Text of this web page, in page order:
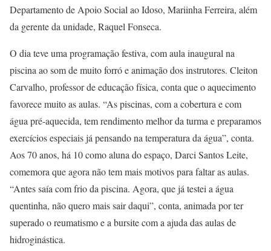
Departamento de Apoio Social ao Idoso, Mariinha Ferreira, além
da gerente da unidade, Raquel Fonseca.
O dia teve uma programação festiva, com aula inaugural na
piscina ao som de muito forró e animação dos instrutores. Cleiton
Carvalho, professor de educação física, conta que o aquecimento
favorece muito as aulas. “As piscinas, com a cobertura e com
água pré-aquecida, tem rendimento melhor da turma e preparamos
exercícios especiais já pensando na temperatura da água”, conta.
Aos 70 anos, há 10 como aluna do espaço, Darci Santos Leite,
comemora que agora não tem mais motivos para faltar as aulas.
“Antes saía com frio da piscina. Agora, que já testei a água
quentinha, não quero mais sair daqui”, conta, animada por ter
superado o reumatismo e a bursite com a ajuda das aulas de
hidroginástica.